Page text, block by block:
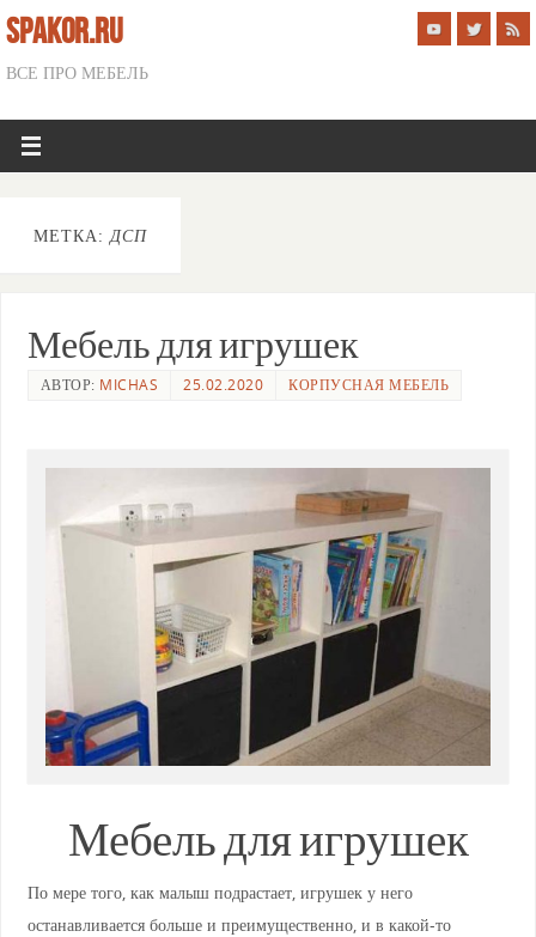
SPAKOR.RU
ВСЕ ПРО МЕБЕЛЬ
МЕТКА:ДСП
Мебель для игрушек
АВТОР: MICHAS 25.02.2020 КОРПУСНАЯ МЕБЕЛЬ
Мебель для игрушек
По мере того, как малыш подрастает, игрушек у него
останавливается больше и преимущественно, и в какой-то